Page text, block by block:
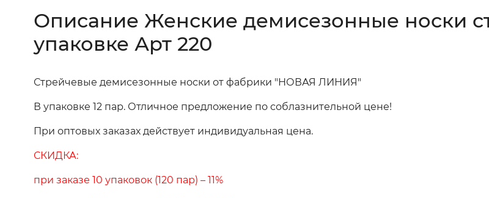
Описание Женские демисезонные носки
упаковке Арт 220
Стрейчевые демисезонные носки от фабрики "НОВАЯ ЛИНИЯ"
В упаковке 12 пар. Отличное предложение по соблазнительной цене!
При оптовых заказах действует индивидуальная цена.
СКИДКА:
при заказе 10 упаковок (120 пар) – 11%